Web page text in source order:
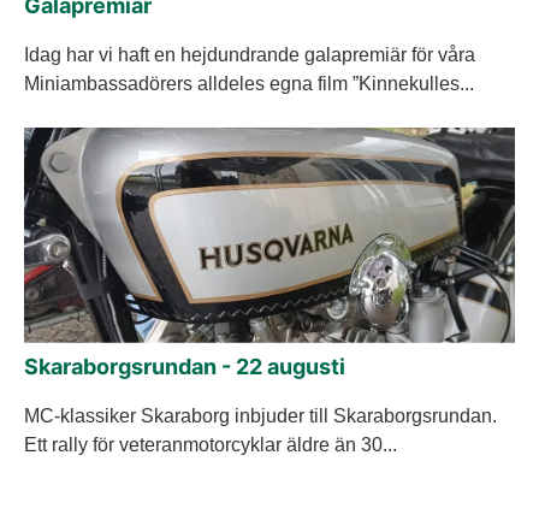
Galapremiär
Idag har vi haft en hejdundrande galapremiär för våra
Miniambassadörers alldeles egna film ”Kinnekulles...
Skaraborgsrundan - 22 augusti
MC-klassiker Skaraborg inbjuder till Skaraborgsrundan.
Ett rally för veteranmotorcyklar äldre än 30...